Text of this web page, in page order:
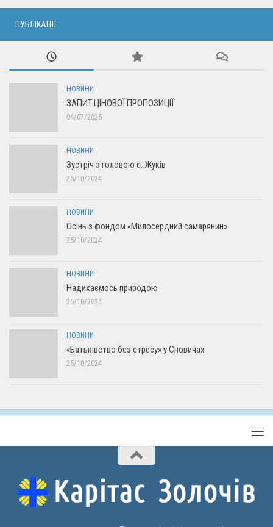
ПУБЛІКАЦІЇ
НОВИНИ
ЗАПИТ ЦІНОВОЇ ПРОПОЗИЦІЇ
04/07/2025
НОВИНИ
Зустріч з головою с. Жуків
25/10/2024
НОВИНИ
Осінь з фондом «Милосердний самарянин»
25/10/2024
НОВИНИ
Надихаємось природою
25/10/2024
НОВИНИ
«Батьківство без стресу» у Сновичах
25/10/2024